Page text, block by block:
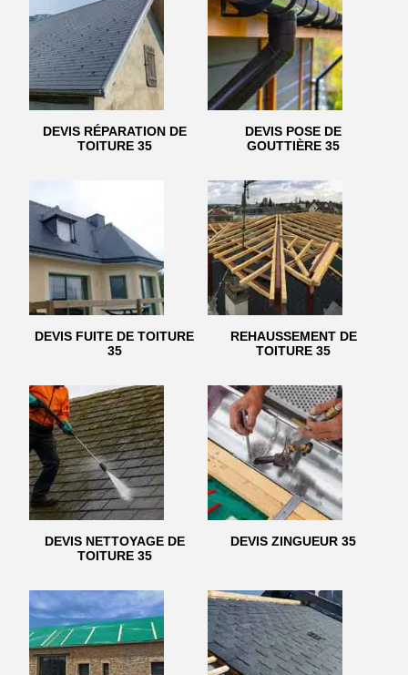
DEVIS RÉPARATION DE
TOITURE 35
DEVIS POSE DE
GOUTTIÈRE 35
DEVIS FUITE DE TOITURE
35
REHAUSSEMENT DE
TOITURE 35
DEVIS NETTOYAGE DE
TOITURE 35
DEVIS ZINGUEUR 35